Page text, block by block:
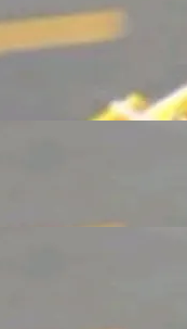
退到任何一次编辑：Delt
的每一次操作，...
四成。 与亚马逊、Alpha
传统科技巨头相比，Spa
尤为引人瞩目。然而，支
却呈现出截然不同的面
Meta 主要依托充沛的
程 agent；Muse Spark
的新模型。一句话概括：
dev.meta.ai/install.
在大项目里自动规划、写
终端工具。 据介绍，
一组后台 agent。这些后
，用知识图谱校
让机器拥有全局视野。整
个环节：建图 → 控制难度
接入Mooncake TENT。